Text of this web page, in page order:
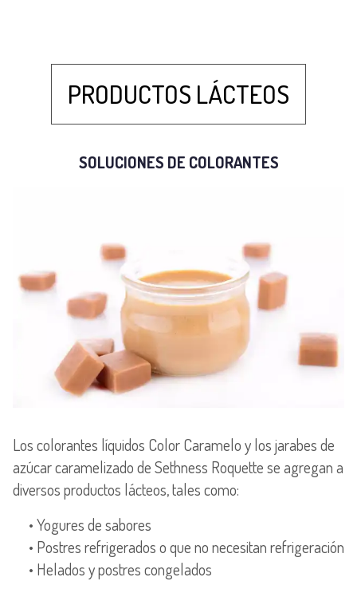
PRODUCTOS LÁCTEOS
SOLUCIONES DE COLORANTES
Los colorantes líquidos Color Caramelo y los jarabes de
azúcar caramelizado de Sethness Roquette se agregan a
diversos productos lácteos, tales como:
• Yogures de sabores
• Postres refrigerados o que no necesitan refrigeración
• Helados y postres congelados